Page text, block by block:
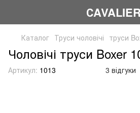
СAVALIER
Каталог Труси чоловічі труси
Чоловічі труси Boxer
Артикул: 1013 3 відгуки